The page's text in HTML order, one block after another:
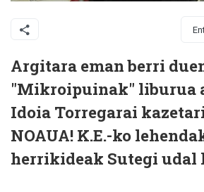
Argitara eman berri
"Mikroipuinak" liburua
Idoia Torregarai
NOAUA! K.E.-ko
herrikideak Sutegi udal